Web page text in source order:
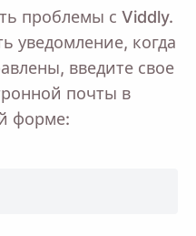
проблемы с Viddly.
уведомление, когда
введите свое
почты в
форме: